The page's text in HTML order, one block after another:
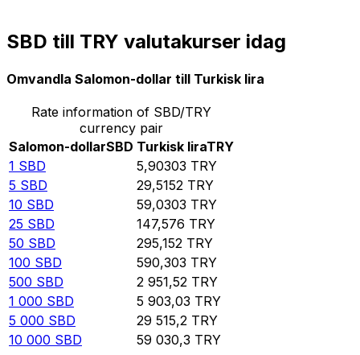
SBD till TRY valutakurser idag
Omvandla Salomon-dollar till Turkisk lira
Rate information of SBD/TRY
currency pair
Salomon-dollarSBD Turkisk liraTRY
1 SBD 5,90303 TRY
5 SBD 29,5152 TRY
10 SBD 59,0303 TRY
25 SBD 147,576 TRY
50 SBD 295,152 TRY
100 SBD 590,303 TRY
500 SBD 2 951,52 TRY
1 000 SBD 5 903,03 TRY
5 000 SBD 29 515,2 TRY
10 000 SBD 59 030,3 TRY